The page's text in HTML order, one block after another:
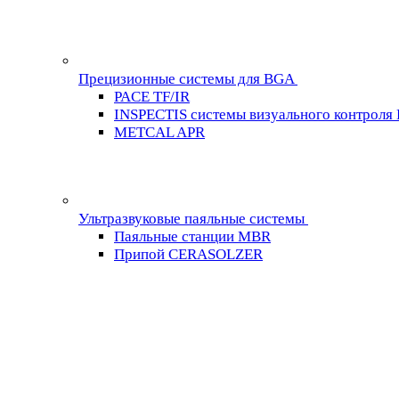
Прецизионные системы для BGA
PACE TF/IR
INSPECTIS системы визуального контроля
METCAL APR
Ультразвуковые паяльные системы
Паяльные станции MBR
Припой CERASOLZER